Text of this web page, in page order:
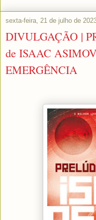
sexta-feira, 21 de julho de
DIVULGAÇÃO |
de ISAAC
EMERGÊNCIA